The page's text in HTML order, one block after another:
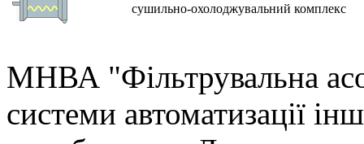
сушильно-охолоджувальний комплекс
МНВА "Фільтрувальна
системи автоматизації